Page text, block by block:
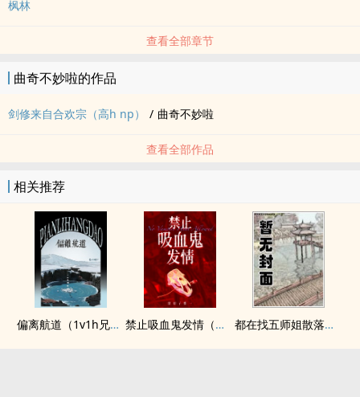
枫林
查看全部章节
曲奇不妙啦的作品
剑修来自合欢宗（高h np） / 曲奇不妙啦
查看全部作品
相关推荐
偏离航道（1v1h兄妹骨科bg） 禁止吸血鬼发情（姐狗高H 1v1） 都在找五师姐散落的法宝